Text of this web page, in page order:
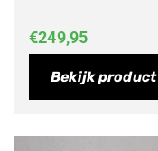
€249,95
Bekijk product